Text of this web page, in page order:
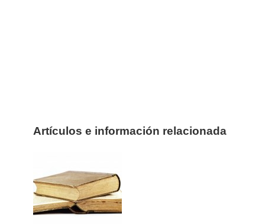
Artículos e información relacionada